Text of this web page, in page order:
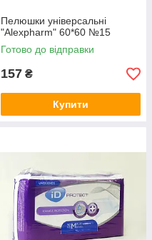
Пелюшки універсальні
"Alexpharm" 60*60 №15
Готово до відправки
157 ₴
Купити